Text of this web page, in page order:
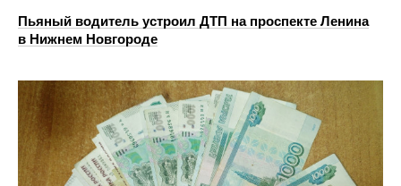
Пьяный водитель устроил ДТП на проспекте Ленина
в Нижнем Новгороде